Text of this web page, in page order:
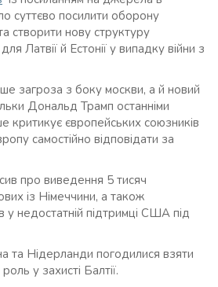
суттєво посилити оборону
створити нову структуру
Латвії й Естонії у випадку війни з
загроза з боку москви, а й новий
Дональд Трамп останніми
критикує європейських союзників
самостійно відповідати за
про виведення 5 тисяч
із Німеччини, а також
у недостатній підтримці США під
та Нідерланди погодилися взяти
у захисті Балтії.